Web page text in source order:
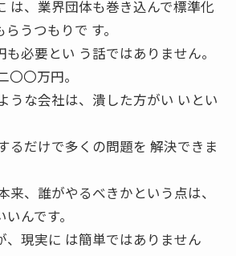
は、業界団体も巻き込んで標準化
うつもりで す。
必要とい う話ではありません。
〇万円。
うな会社は、潰した方がい いとい
るだけで多くの問題を 解決できま
来、誰がやるべきかという点は、
んです。
、現実に は簡単ではありません